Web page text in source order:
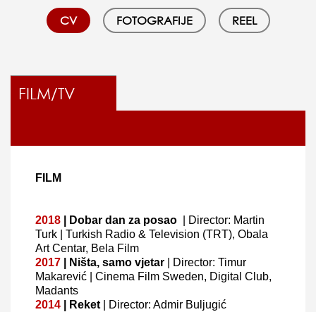
CV FOTOGRAFIJE REEL
FILM/TV
FILM
2018 Dobar dan za posao
Director: Martin
Turk
| Turkish Radio & Television (TRT), Obala
Art Centar, Bela Film
2017
Ništa, samo vjetar
Director: Timur
Makarević
| Cinema Film Sweden, Digital Club,
Madants
2014
Reket
Director: Admir Buljugić